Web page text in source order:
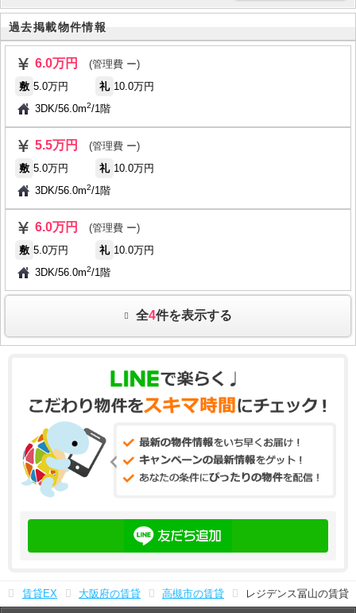
過去掲載物件情報
6.0万円
(管理費 ー)
敷 5.0万円 礼 10.0万円
3DK/56.0m2/1階
5.5万円
(管理費 ー)
敷 5.0万円 礼 10.0万円
3DK/56.0m2/1階
6.0万円
(管理費 ー)
敷 5.0万円 礼 10.0万円
3DK/56.0m2/1階
全4件を表示する
賃貸EX 大阪府の賃貸 高槻市の賃貸 レジデンス冨山の賃貸